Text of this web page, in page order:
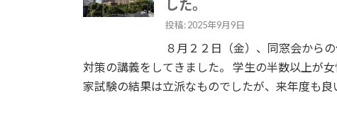
した。
投稿: 2025年9月9日
８月２２日（金）、同窓会から
対策の講義をしてきました。 学生の半数以上が
家試験の結果は立派なものでしたが、来年度も